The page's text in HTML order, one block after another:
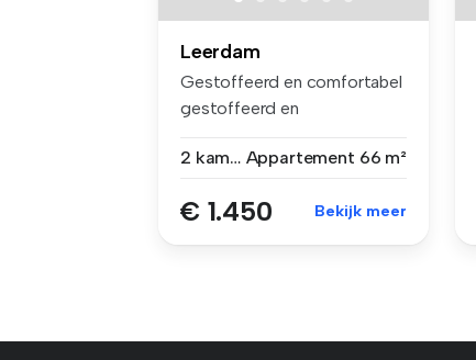
Leerdam
Gestoffeerd en comfortabel
gestoffeerd en
2 kamers Appartement 66 m²
€ 1.450 Bekijk meer